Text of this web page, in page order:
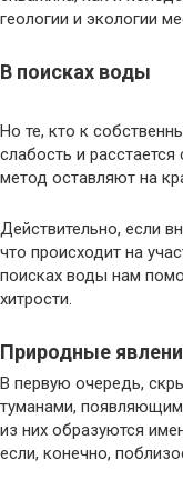
геологии и экологии
В поисках воды
Но те, кто к
слабость и
метод оставляют на
Действительно, если
что происходит на
поисках воды нам
хитрости.
Природные
В первую очередь,
туманами,
из них образуются
если, конечно,